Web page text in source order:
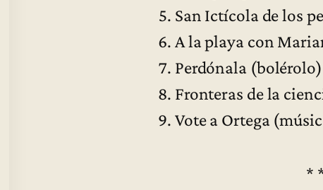
San Ictícola de los
A la playa con
Perdónala (bolérolo)
Fronteras de la
Vote a Ortega
*